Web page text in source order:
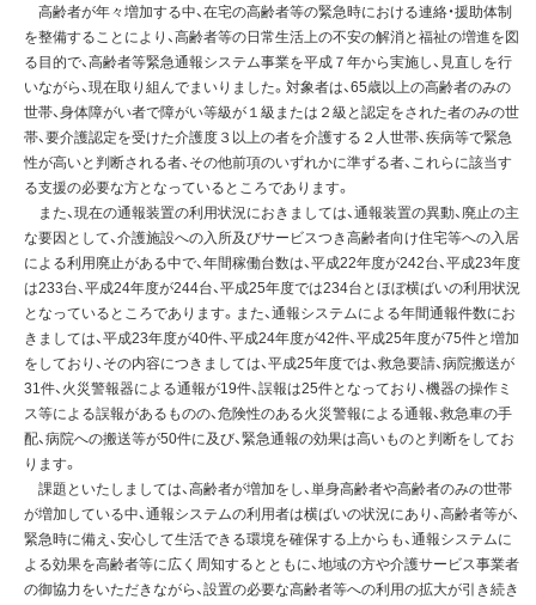
高齢者が年々増加する中、在宅の高齢者等の緊急時における連絡・援助体制
を整備することにより、高齢者等の日常生活上の不安の解消と福祉の増進を図
る目的で、高齢者等緊急通報システム事業を平成７年から実施し、見直しを行
いながら、現在取り組んでまいりました。対象者は、65歳以上の高齢者のみの
世帯、身体障がい者で障がい等級が１級または２級と認定をされた者のみの世
帯、要介護認定を受けた介護度３以上の者を介護する２人世帯、疾病等で緊急
性が高いと判断される者、その他前項のいずれかに準ずる者、これらに該当す
る支援の必要な方となっているところであります。
また、現在の通報装置の利用状況におきましては、通報装置の異動、廃止の主
な要因として、介護施設への入所及びサービスつき高齢者向け住宅等への入居
による利用廃止がある中で、年間稼働台数は、平成22年度が242台、平成23年度
は233台、平成24年度が244台、平成25年度では234台とほぼ横ばいの利用状況
となっているところであります。また、通報システムによる年間通報件数にお
きましては、平成23年度が40件、平成24年度が42件、平成25年度が75件と増加
をしており、その内容につきましては、平成25年度では、救急要請、病院搬送が
31件、火災警報器による通報が19件、誤報は25件となっており、機器の操作ミ
ス等による誤報があるものの、危険性のある火災警報による通報、救急車の手
配、病院への搬送等が50件に及び、緊急通報の効果は高いものと判断をしてお
ります。
課題といたしましては、高齢者が増加をし、単身高齢者や高齢者のみの世帯
が増加している中、通報システムの利用者は横ばいの状況にあり、高齢者等が、
緊急時に備え、安心して生活できる環境を確保する上からも、通報システムに
よる効果を高齢者等に広く周知するとともに、地域の方や介護サービス事業者
の御協力をいただきながら、設置の必要な高齢者等への利用の拡大が引き続き